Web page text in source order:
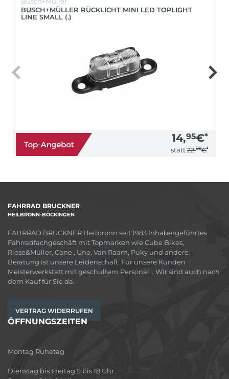
BUSCH+MÜLLER RÜCKLICHT MINI LED TOPLIGHT
LINE SMALL (.)
14,95€*
statt 22,90€*
FAHRRAD BRUCKNER
HEILBRONN-BÖCKINGEN
FAHRRAD BRUCKNER Heilbronn seit 1983 Inhabergeführtes
Fahrradfachgeschäft mit Topmarken wie Cube Bikes,
Riese&Müller, Cone , Uno, Van Raam, Puky und andere.
Beratung ist unsere Leidenschaft. Für unsere Kunden
Meisterwerkstatt mit geschultem Personal. . Wir sind auch nach
dem Kauf für Sie da.
VERTRAG WIDERRUFEN
ÖFFNUNGSZEITEN
Montag Ruhetag
Dienstag bis Freitag 9 bis 18 Uhr